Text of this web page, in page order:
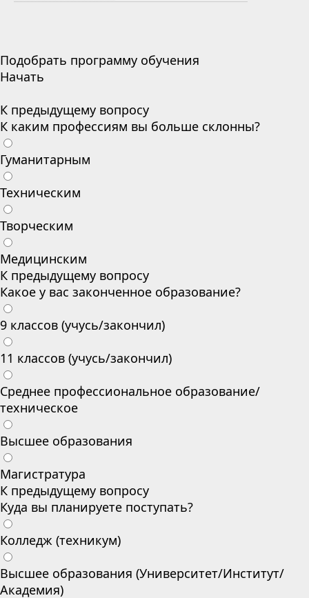
Подобрать программу обучения
Начать
К предыдущему вопросу
К каким профессиям вы больше склонны?
Гуманитарным
Техническим
Творческим
Медицинским
К предыдущему вопросу
Какое у вас законченное образование?
9 классов (учусь/закончил)
11 классов (учусь/закончил)
Среднее профессиональное образование/
техническое
Высшее образования
Магистратура
К предыдущему вопросу
Куда вы планируете поступать?
Колледж (техникум)
Высшее образования (Университет/Институт/
Академия)